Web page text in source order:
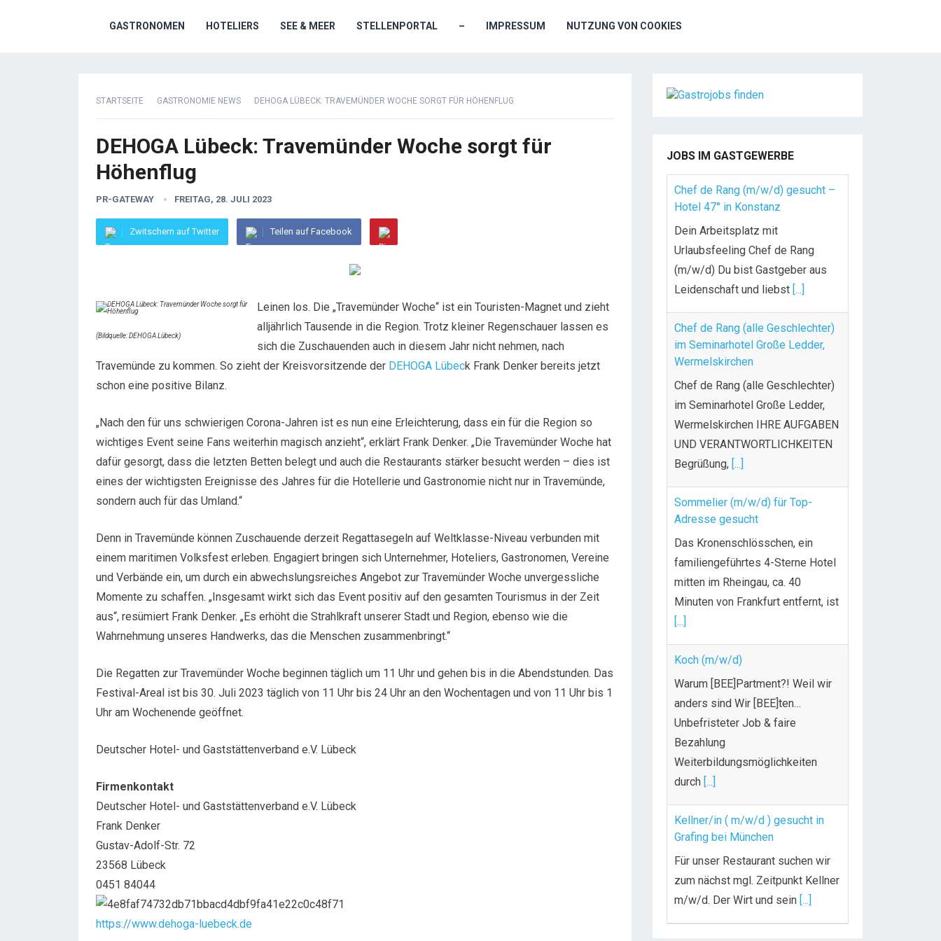
GASTRONOMEN HOTELIERS SEE & MEER STELLENPORTAL – IMPRESSUM NUTZUNG VON COOKIES
STARTSEITE GASTRONOMIE NEWS DEHOGA LÜBECK: TRAVEMÜNDER WOCHE SORGT FÜR HÖHENFLUG
DEHOGA Lübeck: Travemünder Woche sorgt für
Höhenflug
PR-GATEWAY FREITAG, 28. JULI 2023
Zwitschern auf Twitter Teilen auf Facebook
(Bildquelle: DEHOGA Lübeck)
Leinen los. Die „Travemünder Woche“ ist ein Touristen-Magnet und zieht
alljährlich Tausende in die Region. Trotz kleiner Regenschauer lassen es
sich die Zuschauenden auch in diesem Jahr nicht nehmen, nach
Travemünde zu kommen. So zieht der Kreisvorsitzende der DEHOGA Lübeck Frank Denker bereits jetzt
schon eine positive Bilanz.
„Nach den für uns schwierigen Corona-Jahren ist es nun eine Erleichterung, dass ein für die Region so
wichtiges Event seine Fans weiterhin magisch anzieht“, erklärt Frank Denker. „Die Travemünder Woche hat
dafür gesorgt, dass die letzten Betten belegt und auch die Restaurants stärker besucht werden – dies ist
eines der wichtigsten Ereignisse des Jahres für die Hotellerie und Gastronomie nicht nur in Travemünde,
sondern auch für das Umland.“
Denn in Travemünde können Zuschauende derzeit Regattasegeln auf Weltklasse-Niveau verbunden mit
einem maritimen Volksfest erleben. Engagiert bringen sich Unternehmer, Hoteliers, Gastronomen, Vereine
und Verbände ein, um durch ein abwechslungsreiches Angebot zur Travemünder Woche unvergessliche
Momente zu schaffen. „Insgesamt wirkt sich das Event positiv auf den gesamten Tourismus in der Zeit
aus“, resümiert Frank Denker. „Es erhöht die Strahlkraft unserer Stadt und Region, ebenso wie die
Wahrnehmung unseres Handwerks, das die Menschen zusammenbringt.“
Die Regatten zur Travemünder Woche beginnen täglich um 11 Uhr und gehen bis in die Abendstunden. Das
Festival-Areal ist bis 30. Juli 2023 täglich von 11 Uhr bis 24 Uhr an den Wochentagen und von 11 Uhr bis 1
Uhr am Wochenende geöffnet.
Deutscher Hotel- und Gaststättenverband e.V. Lübeck
Firmenkontakt
Deutscher Hotel- und Gaststättenverband e.V. Lübeck
Frank Denker
Gustav-Adolf-Str. 72
23568 Lübeck
0451 84044
https://www.dehoga-luebeck.de
JOBS IM GASTGEWERBE
Chef de Rang (m/w/d) gesucht –
Hotel 47° in Konstanz
Dein Arbeitsplatz mit
Urlaubsfeeling Chef de Rang
(m/w/d) Du bist Gastgeber aus
Leidenschaft und liebst [...]
Chef de Rang (alle Geschlechter)
im Seminarhotel Große Ledder,
Wermelskirchen
Chef de Rang (alle Geschlechter)
im Seminarhotel Große Ledder,
Wermelskirchen IHRE AUFGABEN
UND VERANTWORTLICHKEITEN
Begrüßung, [...]
Sommelier (m/w/d) für Top-
Adresse gesucht
Das Kronenschlösschen, ein
familiengeführtes 4-Sterne Hotel
mitten im Rheingau, ca. 40
Minuten von Frankfurt entfernt, ist
[...]
Koch (m/w/d)
Warum [BEE]Partment?! Weil wir
anders sind Wir [BEE]ten…
Unbefristeter Job & faire
Bezahlung
Weiterbildungsmöglichkeiten
durch [...]
Kellner/in ( m/w/d ) gesucht in
Grafing bei München
Für unser Restaurant suchen wir
zum nächst mgl. Zeitpunkt Kellner
m/w/d. Der Wirt und sein [...]